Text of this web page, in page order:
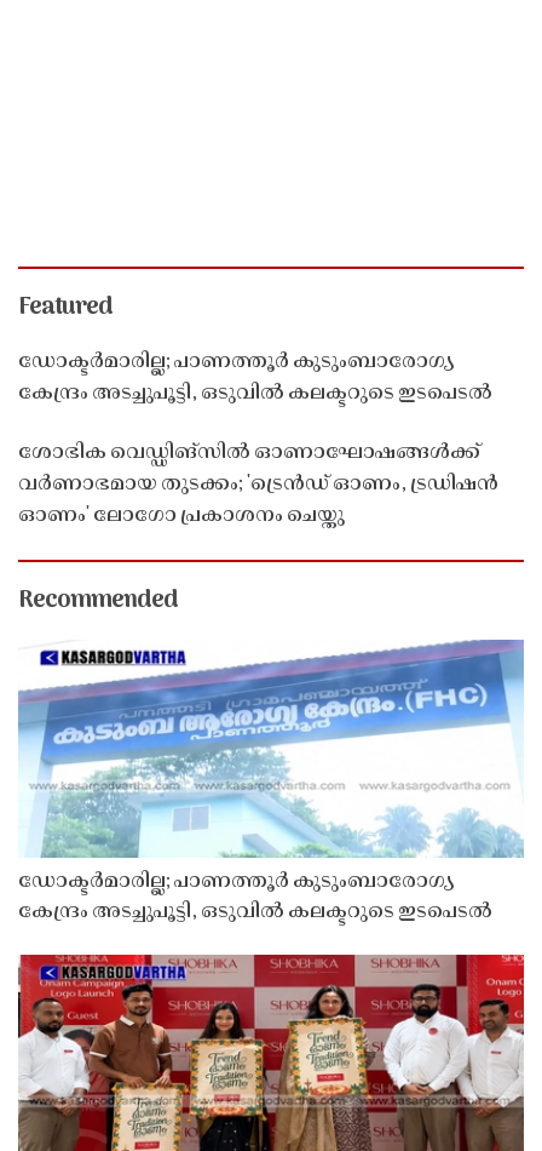
Featured
ഡോക്ടർമാരില്ല; പാണത്തൂർ കുടുംബാരോഗ്യ
കേന്ദ്രം അടച്ചുപൂട്ടി, ഒടുവിൽ കലക്ടറുടെ ഇടപെടൽ
ശോഭിക വെഡ്ഡിങ്സിൽ ഓണാഘോഷങ്ങൾക്ക്
വർണാഭമായ തുടക്കം; 'ട്രെൻഡ് ഓണം, ട്രഡിഷൻ
ഓണം' ലോഗോ പ്രകാശനം ചെയ്തു
Recommended
ഡോക്ടർമാരില്ല; പാണത്തൂർ കുടുംബാരോഗ്യ
കേന്ദ്രം അടച്ചുപൂട്ടി, ഒടുവിൽ കലക്ടറുടെ ഇടപെടൽ